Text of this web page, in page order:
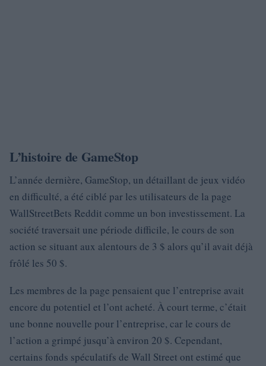
L’histoire de GameStop
L’année dernière, GameStop, un détaillant de jeux vidéo
en difficulté, a été ciblé par les utilisateurs de la page
WallStreetBets Reddit comme un bon investissement. La
société traversait une période difficile, le cours de son
action se situant aux alentours de 3 $ alors qu’il avait déjà
frôlé les 50 $.
Les membres de la page pensaient que l’entreprise avait
encore du potentiel et l’ont acheté. À court terme, c’était
une bonne nouvelle pour l’entreprise, car le cours de
l’action a grimpé jusqu’à environ 20 $. Cependant,
certains fonds spéculatifs de Wall Street ont estimé que